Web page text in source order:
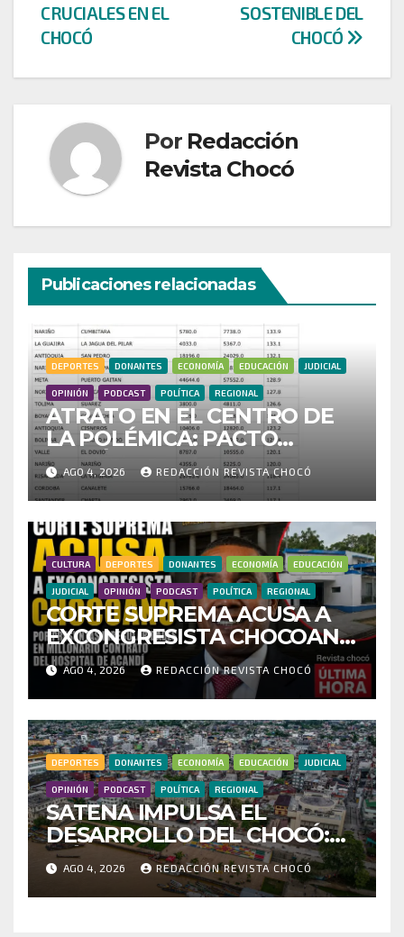
SOSTENIBLE DEL
CHOCÓ
CRUCIALES EN EL
CHOCÓ
Por Redacción
Revista Chocó
Publicaciones relacionadas
DEPORTES DONANTES ECONOMÍA EDUCACIÓN JUDICIAL
OPINIÓN PODCAST POLÍTICA REGIONAL
ATRATO EN EL CENTRO DE
LA POLÉMICA: PACTO
HISTÓRICO CUESTIONA
CENSO ELECTORAL Y PIDE
INVESTIGAR PRESUNTO
FRAUDE
AGO 4, 2026 REDACCIÓN REVISTA CHOCÓ
CULTURA DEPORTES DONANTES ECONOMÍA EDUCACIÓN
JUDICIAL OPINIÓN PODCAST POLÍTICA REGIONAL
CORTE SUPREMA ACUSA A
EXCONGRESISTA CHOCOANO
POR PRESUNTAS
IRREGULARIDADES EN
MILLONARIO CONTRATO
DEL HOSPITAL DE ACANDÍ
AGO 4, 2026 REDACCIÓN REVISTA CHOCÓ
DEPORTES DONANTES ECONOMÍA EDUCACIÓN JUDICIAL
OPINIÓN PODCAST POLÍTICA REGIONAL
SATENA IMPULSA EL
DESARROLLO DEL CHOCÓ:
MÁS DE 35 MIL PASAJEROS
MOVILIZADOS Y NUEVAS
RUTAS FORTALECEN LA
AGO 4, 2026 REDACCIÓN REVISTA CHOCÓ